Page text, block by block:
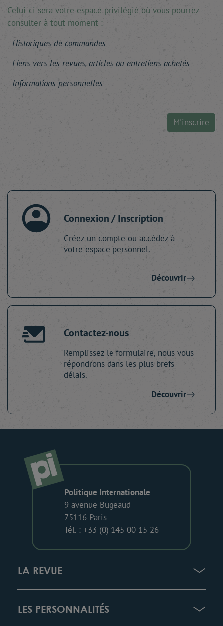
Celui-ci sera votre espace privilégié où vous pourrez
consulter à tout moment :
Historiques de commandes
Liens vers les revues, articles ou entretiens achetés
Informations personnelles
M'inscrire
Connexion / Inscription
Créez un compte ou accédez à
votre espace personnel.
Découvrir
Contactez-nous
Remplissez le formulaire, nous vous
répondrons dans les plus brefs
délais.
Découvrir
Politique Internationale
9 avenue Bugeaud
75116 Paris
Tél. : +33 (0) 145 00 15 26
LA REVUE
LES PERSONNALITÉS